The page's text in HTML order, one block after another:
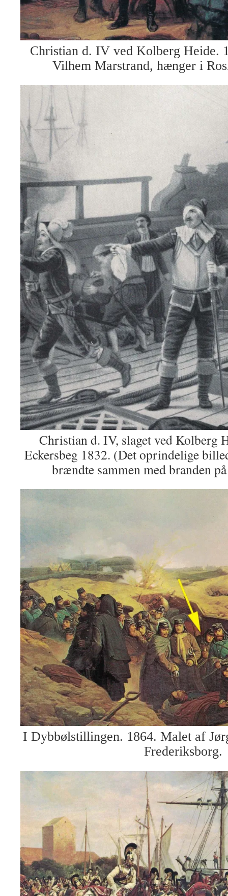
Christian d. IV ved Kolberg Heide.
Vilhem Marstrand, hænger i
Christian d. IV, slaget ved Kolberg
Eckersbeg 1832. (Det oprindelige
brændte sammen med branden
I Dybbølstillingen. 1864. Malet af
Frederiksborg.